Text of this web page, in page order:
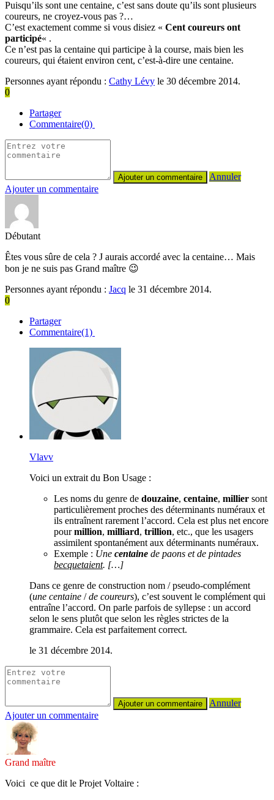
Puisqu’ils sont une centaine, c’est sans doute qu’ils sont plusieurs
coureurs, ne croyez-vous pas ?…
C’est exactement comme si vous disiez « Cent coureurs ont
participé« .
Ce n’est pas la centaine qui participe à la course, mais bien les
coureurs, qui étaient environ cent, c’est-à-dire une centaine.
Personnes ayant répondu : Cathy Lévy le 30 décembre 2014.
0
Partager
Commentaire(0)
Annuler
Ajouter un commentaire
Débutant
Êtes vous sûre de cela ? J aurais accordé avec la centaine… Mais
bon je ne suis pas Grand maître 😉
Personnes ayant répondu : Jacq le 31 décembre 2014.
0
Partager
Commentaire(1)
Vlavv
Voici un extrait du Bon Usage :
Les noms du genre de douzaine, centaine, millier sont
particulièrement proches des déterminants numéraux et
ils entraînent rarement l’accord. Cela est plus net encore
pourmillion, milliard, trillion, etc., que les usagers
assimilent spontanément aux déterminants numéraux.
Exemple : Une centaine de paons et de pintades
becquetaient. […]
Dans ce genre de construction nom / pseudo-complément
(une centaine /de coureurs), c’est souvent le complément qui
entraîne l’accord. On parle parfois de syllepse : un accord
selon le sens plutôt que selon les règles strictes de la
grammaire. Cela est parfaitement correct.
le 31 décembre 2014.
Annuler
Ajouter un commentaire
Grand maître
Voici ce que dit le Projet Voltaire :